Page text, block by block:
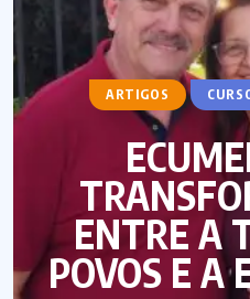
ARTIGOS
ENTRE A
POVOS E A